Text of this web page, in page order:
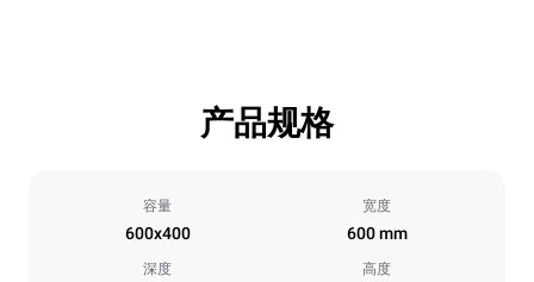
产品规格
容量
600x400
宽度
600 mm
深度 高度